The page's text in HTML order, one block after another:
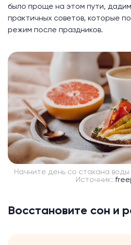
было проще на этом пути, дадим
практичных советов, которые
режим после праздников.
Начните день со стакана воды
Источник:
Восстановите сон и